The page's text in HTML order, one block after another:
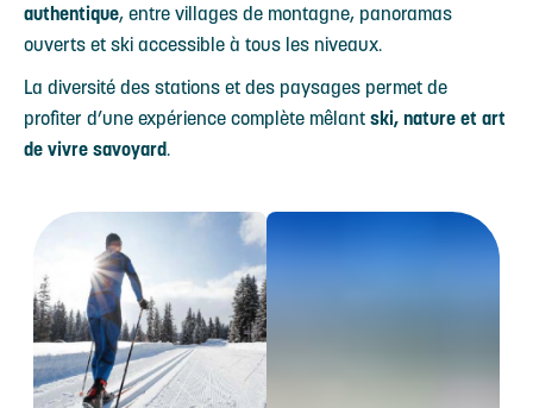
authentique, entre villages de montagne, panoramas
ouverts et ski accessible à tous les niveaux.
La diversité des stations et des paysages permet de
profiter d’une expérience complète mêlant ski, nature et art
de vivre savoyard.